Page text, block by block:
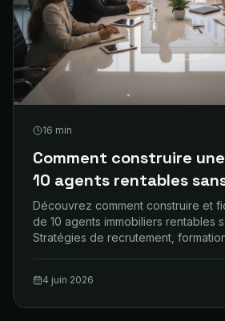
16 min
Comment construire
10 agents rentables
épuiser
Découvrez comment construire et
de 10 agents immobiliers rentables
Stratégies de recrutement,
4 juin 2026